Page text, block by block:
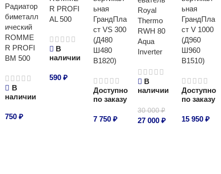
Радиатор
биметалл
ический
ROMME
R PROFI
BM 500
В
наличии
750 ₽
R PROFI
AL 500
В
наличии
590 ₽
ьная
ГрандПла
ст VS 300
(Д480
Ш480
В1820)
Доступно
по заказу
7 750₽
Royal
Thermo
RWH 80
Aqua
Inverter
В
наличии
30 000₽
27 000 ₽
ьная
ГрандПла
ст V 1000
(Д960
Ш960
В1510)
Доступно
по заказу
15 950₽